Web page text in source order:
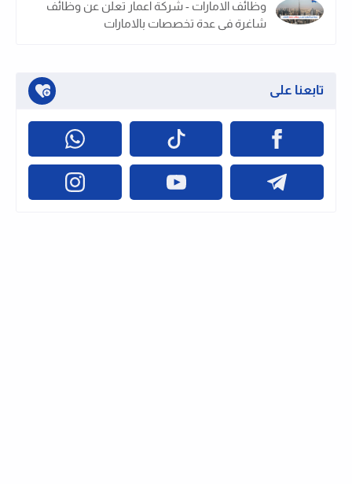
وظائف الامارات - شركة اعمار تعلن عن وظائف
شاغرة فى عدة تخصصات بالامارات
تابعنا على